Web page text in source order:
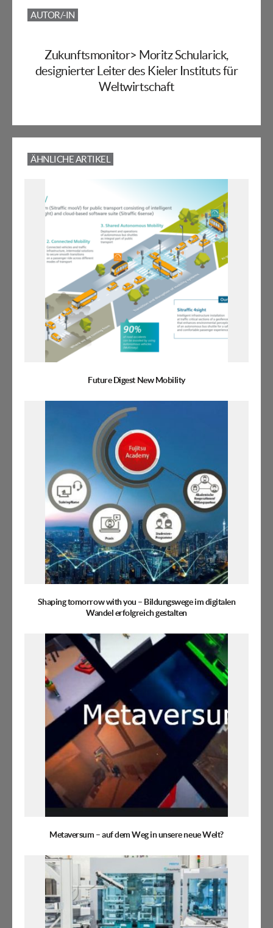
AUTOR/-IN
Zukunftsmonitor> Moritz Schularick,
designierter Leiter des Kieler Instituts für
Weltwirtschaft
ÄHNLICHE ARTIKEL
Future Digest New Mobility
Shaping tomorrow with you – Bildungswege im digitalen
Wandel erfolgreich gestalten
Metaversum – auf dem Weg in unsere neue Welt?